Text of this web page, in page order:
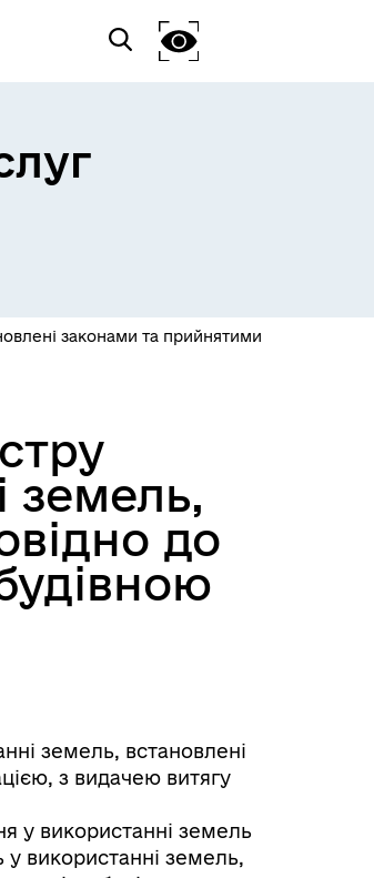
законами та прийнятими
земель,
до
земель, встановлені
з видачею витягу
у використанні земель
використанні земель,